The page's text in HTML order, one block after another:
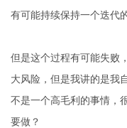
有可能持续保持一个迭代的
但是这个过程有可能失败
大风险，但是我讲的是我
不是一个高毛利的事情，
要做？